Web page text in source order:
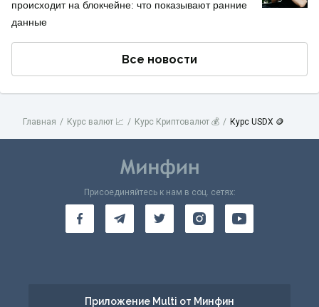
происходит на блокчейне: что показывают ранние
данные
Все новости
Главная Курс валют 📈 Курс Криптовалют 💰 Курс USDX 🪙
Присоединяйтесь к нам в соц. сетях:
Приложение Multi от Минфин